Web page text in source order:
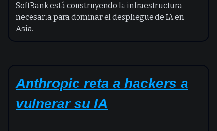
SoftBank está construyendo la infraestructura
necesaria para dominar el despliegue de IA en
Asia.
Anthropic reta a hackers a
vulnerar su IA